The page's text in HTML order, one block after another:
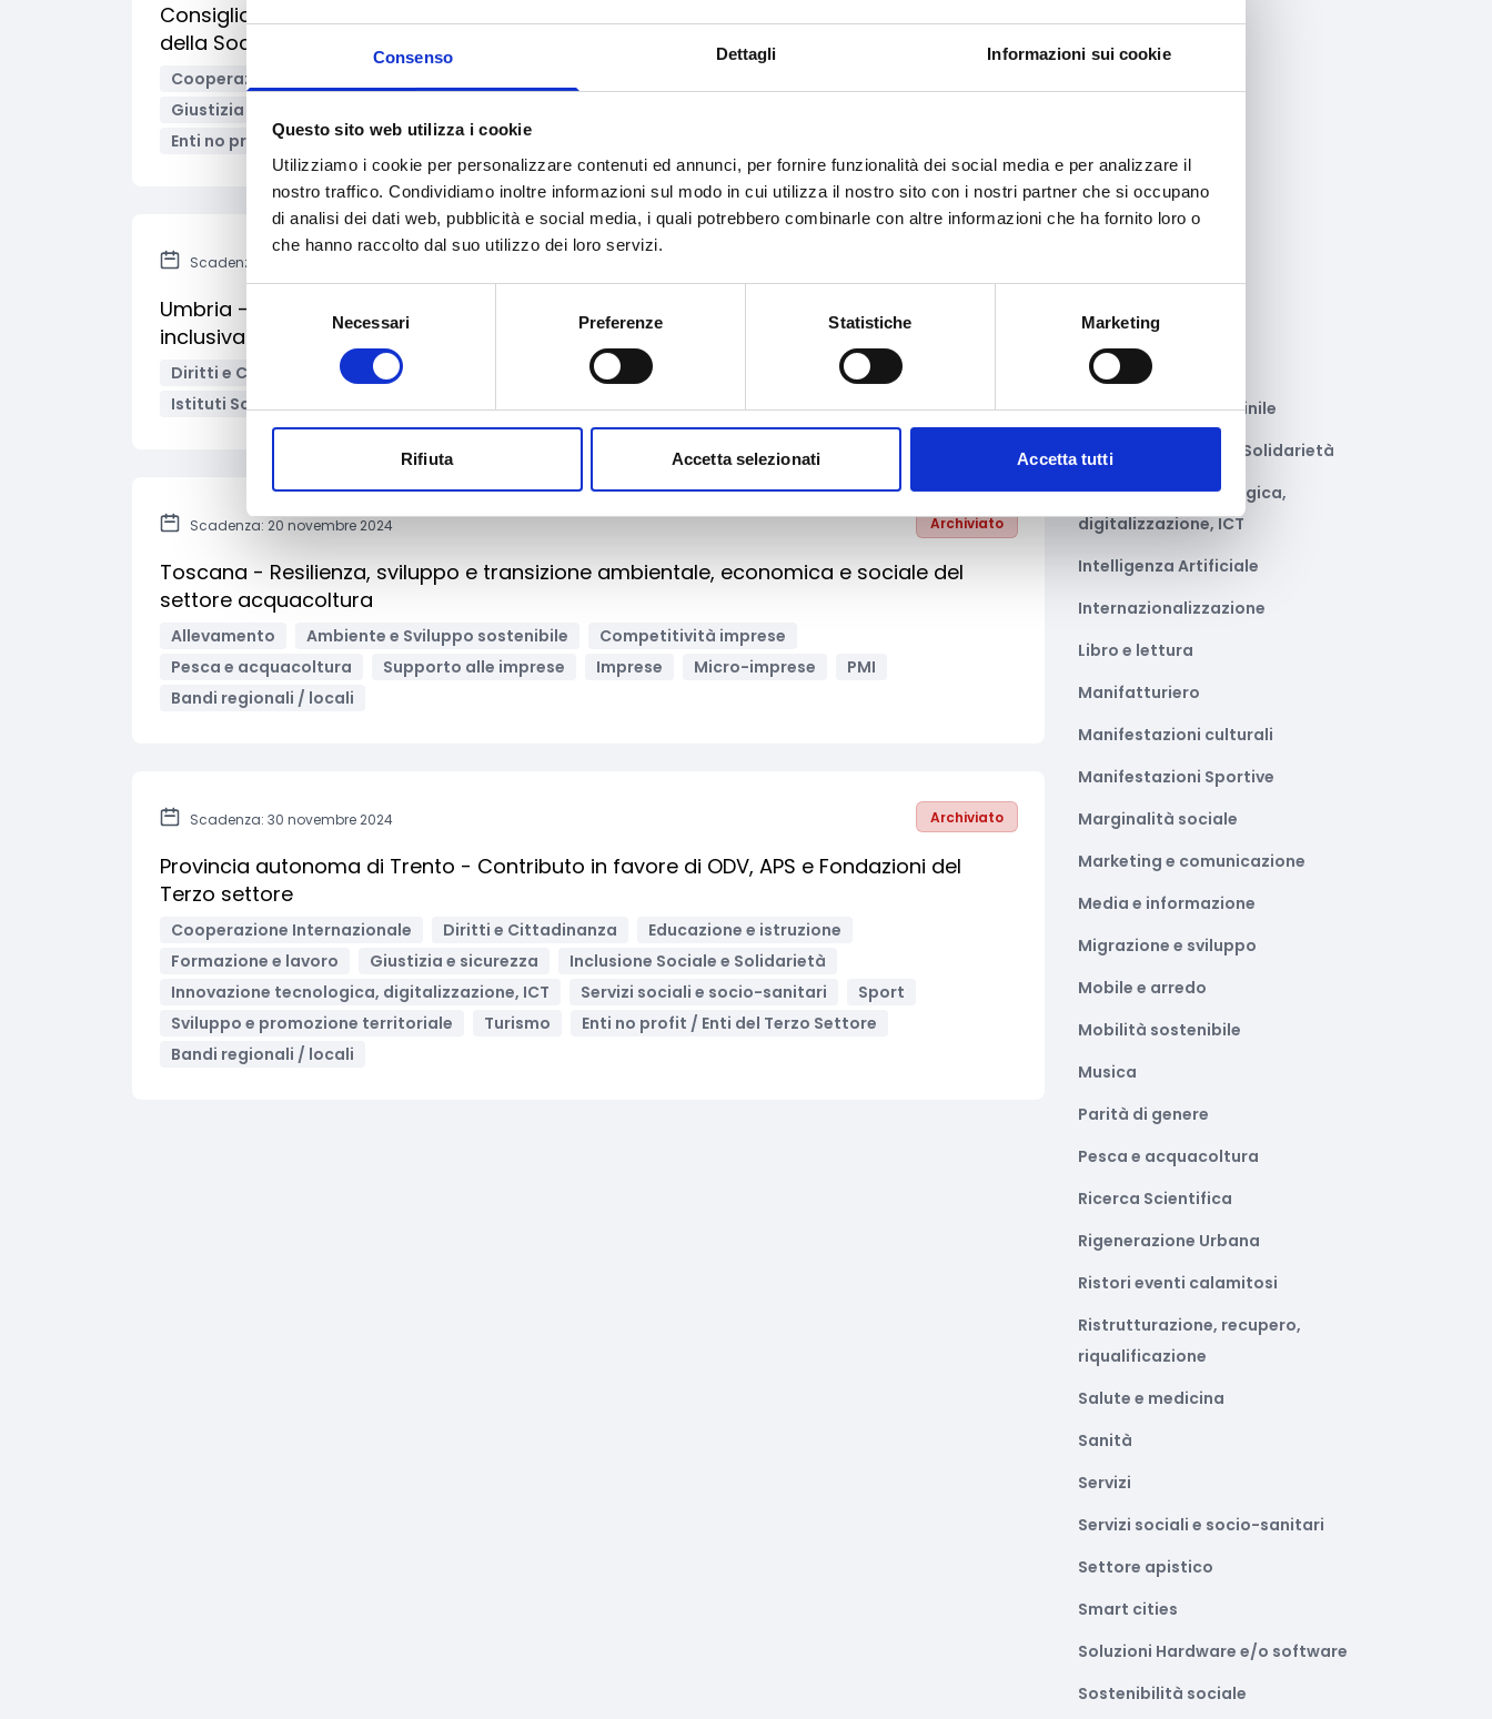
Consenso Dettagli Informazioni sui cookie
Questo sito web utilizza i cookie
Utilizziamo i cookie per personalizzare contenuti ed annunci, per fornire funzionalità dei social media e per analizzare il
nostro traffico. Condividiamo inoltre informazioni sul modo in cui utilizza il nostro sito con i nostri partner che si occupano
di analisi dei dati web, pubblicità e social media, i quali potrebbero combinarle con altre informazioni che ha fornito loro o
che hanno raccolto dal suo utilizzo dei loro servizi.
Necessari Preferenze Statistiche Marketing
Rifiuta Accetta selezionati Accetta tutti
Consiglio d’Europa – Bando per promuovere il coinvolgimento delle Organizzazioni
della Società Civile
Cooperazione Internazionale
Giustizia e sicurezza
Enti no profit / Enti del Terzo Settore
Bandi Europei
Scadenza: 2 dicembre 2024
Umbria - Avviso pubblico Deaf friendly Umbria: progetti sperimentali per l’istruzione
inclusiva degli studenti con disabilità uditiva
Diritti e Cittadinanza Educazione e istruzione
Inclusione Sociale e Solidarietà
Istituti Scolastici
Bandi regionali / locali
Scadenza: 20 novembre 2024 Archiviato
Toscana - Resilienza, sviluppo e transizione ambientale, economica e sociale del
settore acquacoltura
Allevamento Ambiente e Sviluppo sostenibile
Competitività imprese
Pesca e acquacoltura
Supporto alle imprese Imprese Micro-imprese
PMI
Bandi regionali / locali
Scadenza: 30 novembre 2024 Archiviato
Provincia autonoma di Trento - Contributo in favore di ODV, APS e Fondazioni del
Terzo settore
Cooperazione Internazionale Diritti e Cittadinanza
Educazione e istruzione
Formazione e lavoro
Giustizia e sicurezza
Inclusione Sociale e Solidarietà
Innovazione tecnologica, digitalizzazione, ICT
Servizi sociali e socio-sanitari
Sport
Sviluppo e promozione territoriale
Turismo
Enti no profit / Enti del Terzo Settore
Bandi regionali / locali
Fashion
Formazione e lavoro
Fotovoltaico
Giustizia e sicurezza
Green economy
Impianti sportivi
Imprenditoria femminile
Inclusione Sociale e Solidarietà
Innovazione tecnologica,
digitalizzazione, ICT
Intelligenza Artificiale
Internazionalizzazione
Libro e lettura
Manifatturiero
Manifestazioni culturali
Manifestazioni Sportive
Marginalità sociale
Marketing e comunicazione
Media e informazione
Migrazione e sviluppo
Mobile e arredo
Mobilità sostenibile
Musica
Parità di genere
Pesca e acquacoltura
Ricerca Scientifica
Rigenerazione Urbana
Ristori eventi calamitosi
Ristrutturazione, recupero,
riqualificazione
Salute e medicina
Sanità
Servizi
Servizi sociali e socio-sanitari
Settore apistico
Smart cities
Soluzioni Hardware e/o software
Sostenibilità sociale